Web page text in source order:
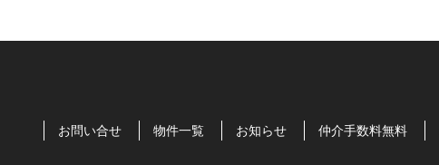
お問い合せ 物件一覧 お知らせ 仲介手数料無料